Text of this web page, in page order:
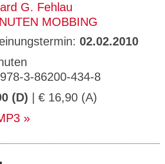
G. Fehlau
MOBBING
02.02.2010
3-86200-434-8
(D) | € 16,90 (A)